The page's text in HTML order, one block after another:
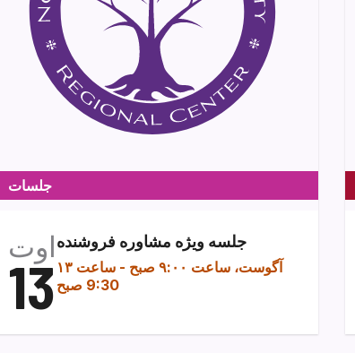
جلسات
اوت
13
جلسه ویژه مشاوره فروشنده
۱۳ آگوست، ساعت ۹:۰۰ صبح - ساعت
9:30 صبح